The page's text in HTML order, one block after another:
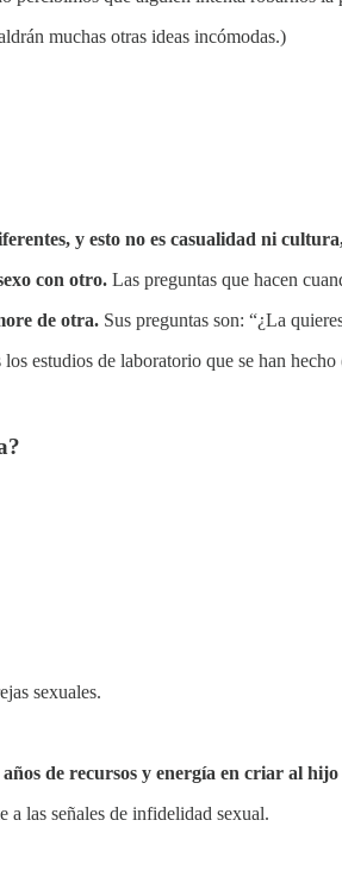
muchas otras ideas incómodas.)
y esto no es casualidad ni
con otro. Las preguntas que hacen
de otra. Sus preguntas son: “¿La
estudios de laboratorio que se han
sexuales.
de recursos y energía en criar al
a las señales de infidelidad sexual.